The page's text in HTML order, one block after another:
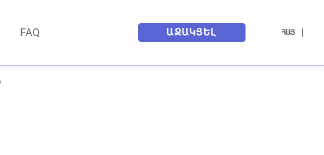
FAQ ԱՋԱԿՑԵԼ ՀԱՅ